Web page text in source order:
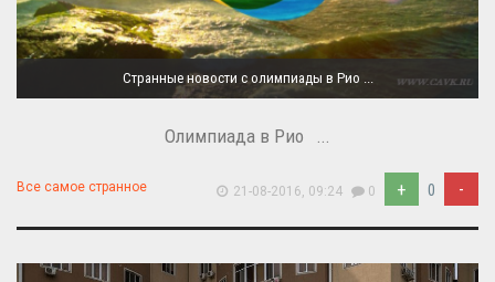
Странные новости с олимпиады в Рио ...
Олимпиада в Рио ...
Все самое странное 21-08-2016, 09:24 0 + 0 -